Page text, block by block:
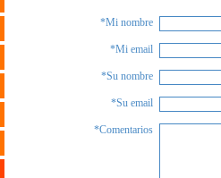
*Mi nombre
*Mi email
*Su nombre
*Su email
*Comentarios